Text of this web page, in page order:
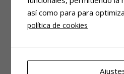
more info
así como para para
política de cookies